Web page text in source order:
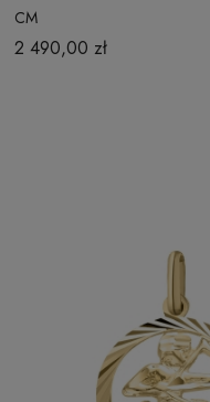
CM
2 490,00 zł